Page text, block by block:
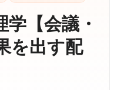
【会議・
を出す配